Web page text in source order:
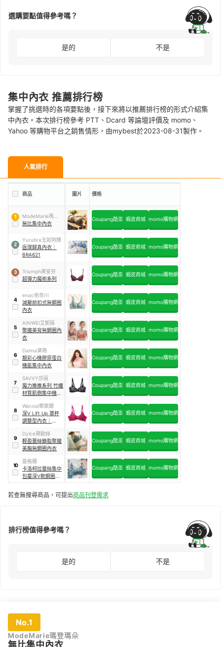
選購要點值得參考嗎？
是的 不是
集中內衣 推薦排行榜
掌握了挑選時的各項要點後，接下來將以推薦排行榜的形式介紹集
中內衣。本次排行榜參考 PTT、Dcard 等論壇評價及 momo、
Yahoo 等購物平台之銷售情形，由mybest於2023-08-31製作。
人氣排行
商品 圖片 價格
1
ModeMarie瑪登
瑪朵
無比集中內衣
Coupang酷澎 蝦皮商城 momo購物網
2
Yurubra玉如阿姨
返璞歸真內衣
BRA621
Coupang酷澎 蝦皮商城 momo購物網
3
Triumph黛安芬
超彈力魔術系列
Coupang酷澎 蝦皮商城 momo購物網
4
enac依奈川
減壓前扣式無鋼圈
內衣
Coupang酷澎 蝦皮商城 momo購物網
5
AINWEI艾妮薇
聚攏美背無鋼圈內
衣
Coupang酷澎 蝦皮商城 momo購物網
6
Daima黛瑪
靚彩心機膠原蛋白
機能集中內衣
Coupang酷澎 蝦皮商城 momo購物網
7
SAVVY莎薇
魔力推推系列 竹纖
材質肌側集中機能
Coupang酷澎 蝦皮商城 momo購物網
8
Wacoal華歌爾
深V Lift Up 罩杯
調整型內衣
Coupang酷澎 蝦皮商城 momo購物網
9
Dylce黛歐絲
輕盈蕾絲鎖脂聚攏
美胸無鋼圈內衣
Coupang酷澎 蝦皮商城 momo購物網
10
曼格爾
卡洛柯拉蕾絲集中
包覆深V軟鋼圈內
衣褲
Coupang酷澎 蝦皮商城 momo購物網
若查無搜尋商品，可提出商品刊登需求
排行榜值得參考嗎？
是的 不是
No.1
ModeMarie瑪登瑪朵
無比集中內衣